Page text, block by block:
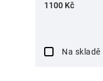
1100 Kč
Na skladě